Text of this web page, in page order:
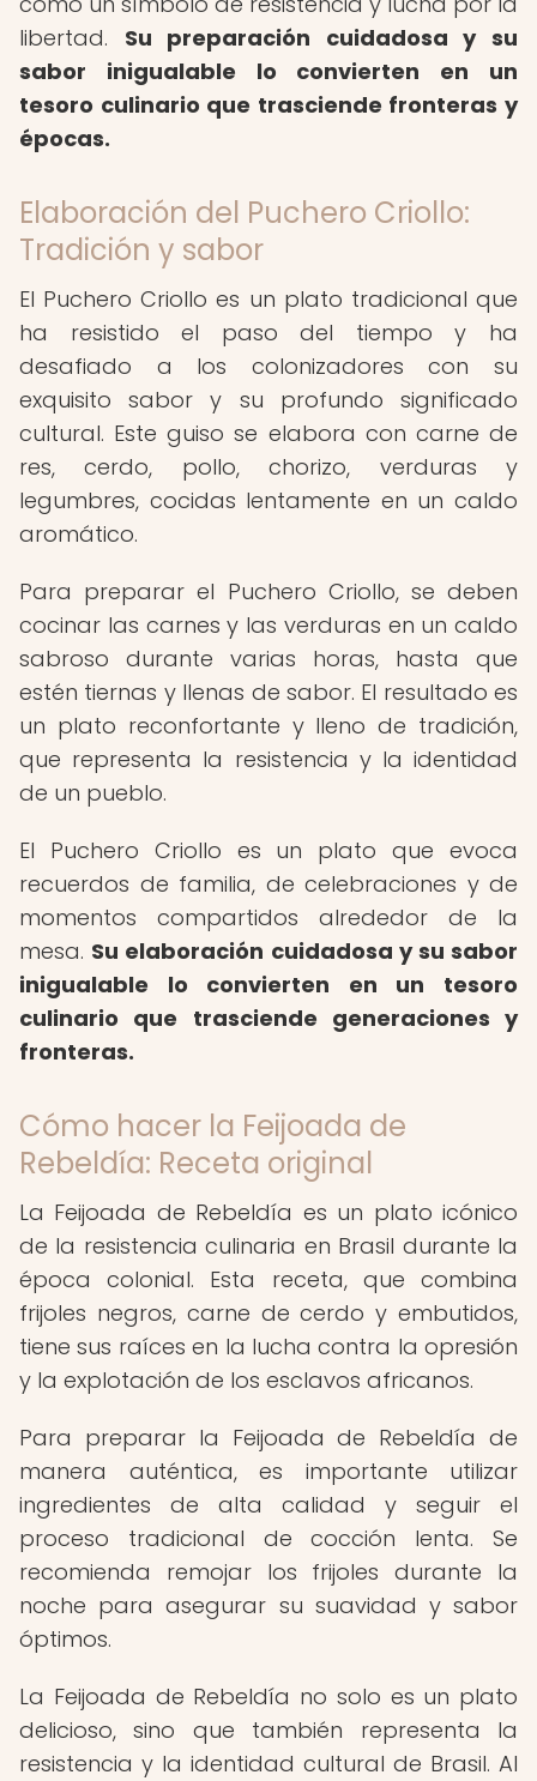
libertad. Su preparación cuidadosa y su
sabor inigualable lo convierten en un
tesoro culinario que trasciende fronteras y
épocas.
Elaboración del Puchero Criollo:
Tradición y sabor
El Puchero Criollo es un plato tradicional que
ha resistido el paso del tiempo y ha
desafiado a los colonizadores con su
exquisito sabor y su profundo significado
cultural. Este guiso se elabora con carne de
res, cerdo, pollo, chorizo, verduras y
legumbres, cocidas lentamente en un caldo
aromático.
Para preparar el Puchero Criollo, se deben
cocinar las carnes y las verduras en un caldo
sabroso durante varias horas, hasta que
estén tiernas y llenas de sabor. El resultado es
un plato reconfortante y lleno de tradición,
que representa la resistencia y la identidad
de un pueblo.
El Puchero Criollo es un plato que evoca
recuerdos de familia, de celebraciones y de
momentos compartidos alrededor de la
mesa. Su elaboración cuidadosa y su sabor
inigualable lo convierten en un tesoro
culinario que trasciende generaciones y
fronteras.
Cómo hacer la Feijoada de
Rebeldía: Receta original
La Feijoada de Rebeldía es un plato icónico
de la resistencia culinaria en Brasil durante la
época colonial. Esta receta, que combina
frijoles negros, carne de cerdo y embutidos,
tiene sus raíces en la lucha contra la opresión
y la explotación de los esclavos africanos.
Para preparar la Feijoada de Rebeldía de
manera auténtica, es importante utilizar
ingredientes de alta calidad y seguir el
proceso tradicional de cocción lenta. Se
recomienda remojar los frijoles durante la
noche para asegurar su suavidad y sabor
óptimos.
La Feijoada de Rebeldía no solo es un plato
delicioso, sino que también representa la
resistencia y la identidad cultural de Brasil. Al